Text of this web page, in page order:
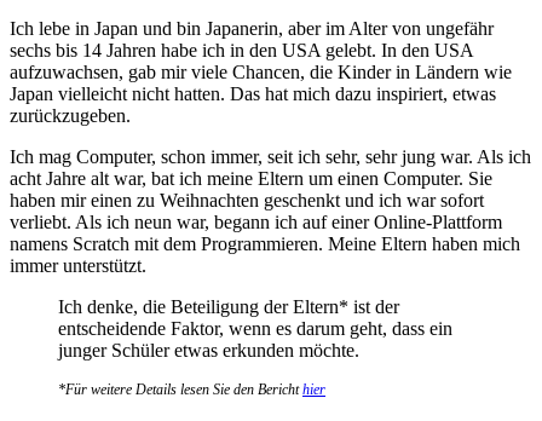
​​Ich lebe in Japan und bin Japanerin, aber im Alter von ungefähr
sechs bis 14 Jahren habe ich in den USA gelebt. In den USA
aufzuwachsen, gab mir viele Chancen, die Kinder in Ländern wie
Japan vielleicht nicht hatten. Das hat mich dazu inspiriert, etwas
zurückzugeben.
Ich mag Computer, schon immer, seit ich sehr, sehr jung war. Als ich
acht Jahre alt war, bat ich meine Eltern um einen Computer. Sie
haben mir einen zu Weihnachten geschenkt und ich war sofort
verliebt. Als ich neun war, begann ich auf einer Online-Plattform
namens Scratch mit dem Programmieren. Meine Eltern haben mich
immer unterstützt.
Ich denke, die Beteiligung der Eltern* ist der
entscheidende Faktor, wenn es darum geht, dass ein
junger Schüler etwas erkunden möchte.
*Für weitere Details lesen Sie den Berichthier